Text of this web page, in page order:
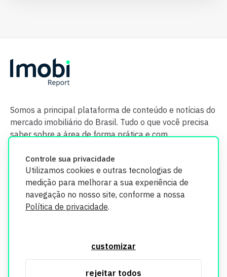
Controle sua privacidade
Utilizamos cookies e outras tecnologias de
medição para melhorar a sua experiência de
navegação no nosso site, conforme a nossa
Política de privacidade.
customizar
rejeitar todos
Somos a principal plataforma de conteúdo e notícias do
mercado imobiliário do Brasil. Tudo o que você precisa
saber sobre a área de forma prática e com
segurança. Todos os dados coletados em nosso site são
utilizados exclusivamente para fins de aprimoramento de
informações, consulte nossa Política de Privacidade.